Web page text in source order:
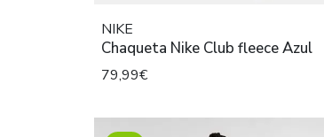
NIKE
Chaqueta Nike Club fleece Azul
79,99€